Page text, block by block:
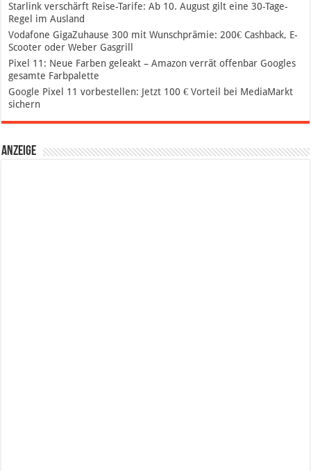
Starlink verschärft Reise-Tarife: Ab 10. August gilt eine 30-Tage-
Regel im Ausland
Vodafone GigaZuhause 300 mit Wunschprämie: 200€ Cashback, E-
Scooter oder Weber Gasgrill
Pixel 11: Neue Farben geleakt – Amazon verrät offenbar Googles
gesamte Farbpalette
Google Pixel 11 vorbestellen: Jetzt 100 € Vorteil bei MediaMarkt
sichern
Anzeige